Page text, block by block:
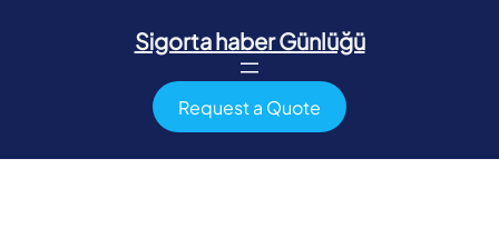
Sigorta haber Günlüğü
Request a Quote